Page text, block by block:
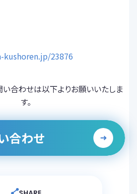
23876
合わせは以下よりお願いいたしま
す。
合わせ